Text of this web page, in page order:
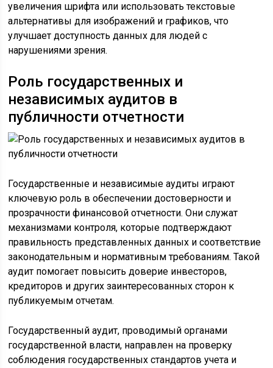
увеличения шрифта или использовать текстовые
альтернативы для изображений и графиков, что
улучшает доступность данных для людей с
нарушениями зрения.
Роль государственных и
независимых аудитов в
публичности отчетности
Государственные и независимые аудиты играют
ключевую роль в обеспечении достоверности и
прозрачности финансовой отчетности. Они служат
механизмами контроля, которые подтверждают
правильность представленных данных и соответствие
законодательным и нормативным требованиям. Такой
аудит помогает повысить доверие инвесторов,
кредиторов и других заинтересованных сторон к
публикуемым отчетам.
Государственный аудит, проводимый органами
государственной власти, направлен на проверку
соблюдения государственных стандартов учета и